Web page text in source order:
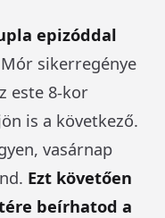
epizóddal
sikerregénye
este 8-kor
is a következő.
vasárnap
Ezt követően
beírhatod a